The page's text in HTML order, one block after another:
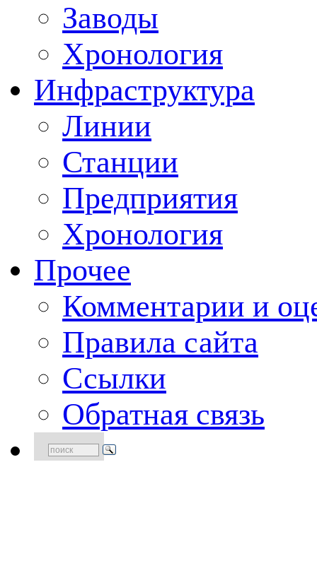
Заводы
Хронология
Инфраструктура
Линии
Станции
Предприятия
Хронология
Прочее
Комментарии и
Правила сайта
Ссылки
Обратная связь